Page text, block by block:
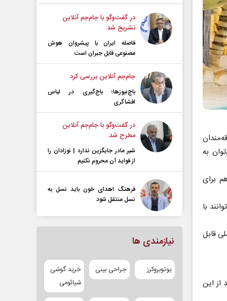
به
برای
با
قابل
از این
در گفت‌و‌گو با جام‌جم آنلاین
تشریح شد
فاصله ایران با پیشرو‌ان هوش
مصنوعی قابل جبران است
جام‌جم آنلاین بررسی کرد
باج‌نیوزها؛ باج‌گیری در لباس
افشاگری
در گفت‌و‌گو با جام‌جم آنلاین
مطرح شد
شیر مادر جایگزین ندارد | نوزادان را
از فواید آن محروم نکنیم
فرهنگ اهدای خون باید نسل به
نسل منتقل شود
نیازمندی ها
یوتوبروکرز جراحی بینی
خرید گوشی
شیائومی